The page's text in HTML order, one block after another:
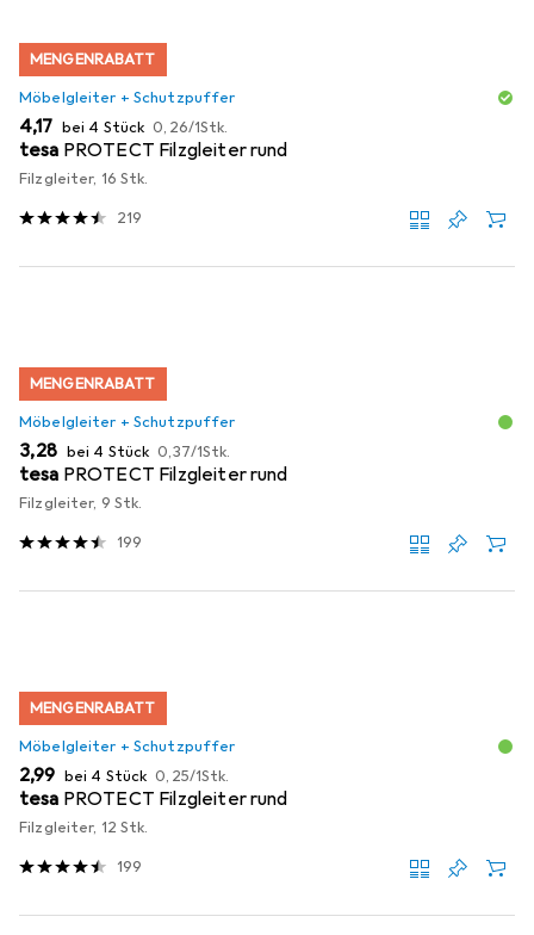
MENGENRABATT
Möbelgleiter + Schutzpuffer
EUR
4,17 bei 4 Stück EUR
0,26/1Stk.
tesa PROTECT Filzgleiter rund
Filzgleiter, 16 Stk.
219
MENGENRABATT
Möbelgleiter + Schutzpuffer
EUR
3,28 bei 4 Stück EUR
0,37/1Stk.
tesa PROTECT Filzgleiter rund
Filzgleiter, 9 Stk.
199
MENGENRABATT
Möbelgleiter + Schutzpuffer
EUR
2,99 bei 4 Stück EUR
0,25/1Stk.
tesa PROTECT Filzgleiter rund
Filzgleiter, 12 Stk.
199